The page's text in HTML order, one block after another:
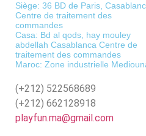
Siège: 36 BD de Paris,
Centre de traitement des
commandes
Casa: Bd al qods, hay mouley
abdellah Casablanca Centre de
traitement des commandes
Maroc: Zone industrielle
(+212) 522568689
(+212) 662128918
playfun.ma@gmail.com